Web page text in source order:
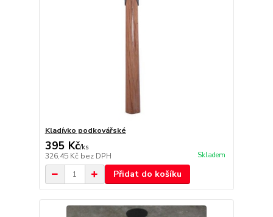
Kladívko podkovářské
395 Kč/ks
326,45 Kč bez DPH Skladem
Přidat do košíku